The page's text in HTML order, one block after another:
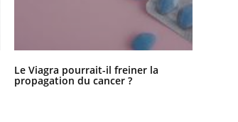
Le Viagra pourrait-il freiner la
propagation du cancer ?